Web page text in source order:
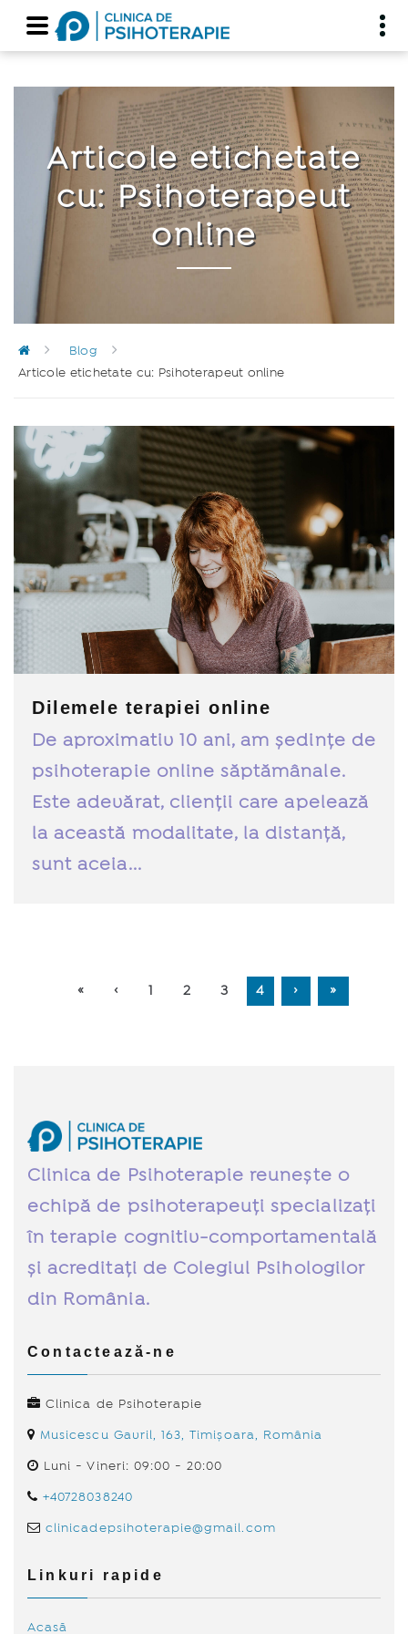
Articole etichetate
cu: Psihoterapeut
online
Blog
Articole etichetate cu: Psihoterapeut online
Dilemele terapiei online
De aproximativ 10 ani, am ședințe de
psihoterapie online săptămânale.
Este adevărat, clienții care apelează
la această modalitate, la distanță,
sunt aceia...
« ‹ 1 2 3 4 › »
Clinica de Psihoterapie reunește o
echipă de psihoterapeuți specializați
în terapie cognitiv-comportamentală
și acreditați de Colegiul Psihologilor
din România.
Contactează-ne
Clinica de Psihoterapie
Musicescu Gavril, 163, Timișoara, România
Luni - Vineri: 09:00 - 20:00
+40728038240
clinicadepsihoterapie@gmail.com
Linkuri rapide
Acasă